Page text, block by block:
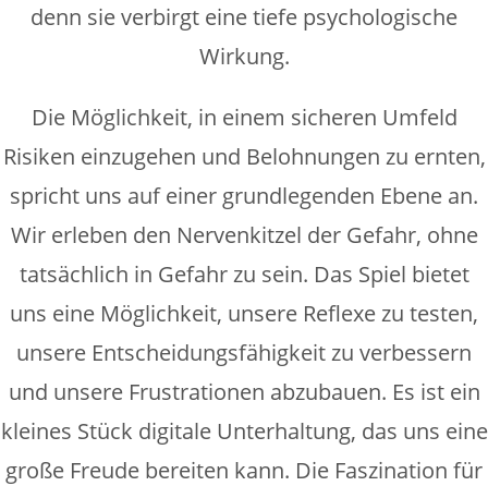
denn sie verbirgt eine tiefe psychologische
Wirkung.
Die Möglichkeit, in einem sicheren Umfeld
Risiken einzugehen und Belohnungen zu ernten,
spricht uns auf einer grundlegenden Ebene an.
Wir erleben den Nervenkitzel der Gefahr, ohne
tatsächlich in Gefahr zu sein. Das Spiel bietet
uns eine Möglichkeit, unsere Reflexe zu testen,
unsere Entscheidungsfähigkeit zu verbessern
und unsere Frustrationen abzubauen. Es ist ein
kleines Stück digitale Unterhaltung, das uns eine
große Freude bereiten kann. Die Faszination für